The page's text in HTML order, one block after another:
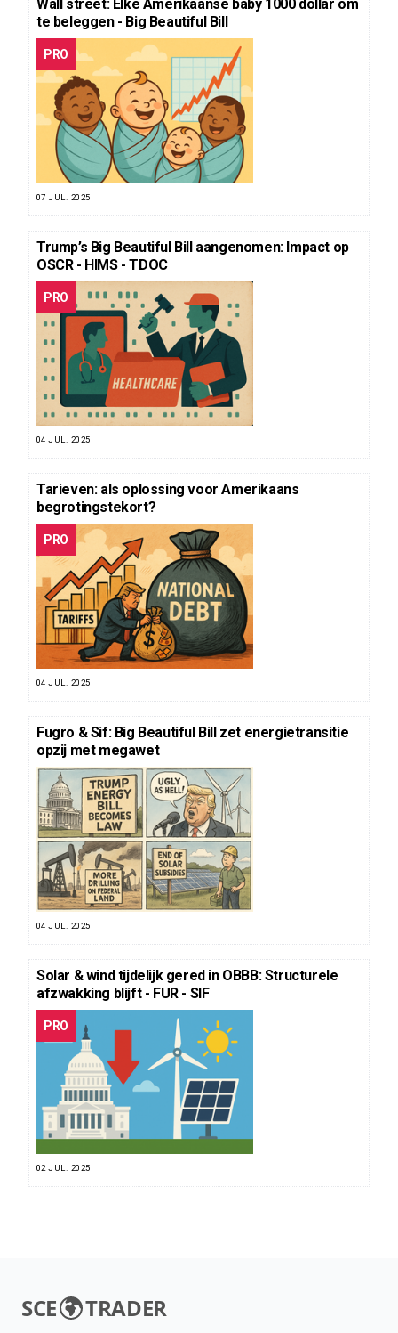
Wall street: Elke Amerikaanse baby 1000 dollar om
te beleggen - Big Beautiful Bill
PRO
07 JUL. 2025
Trump’s Big Beautiful Bill aangenomen: Impact op
OSCR - HIMS - TDOC
PRO
04 JUL. 2025
Tarieven: als oplossing voor Amerikaans
begrotingstekort?
PRO
04 JUL. 2025
Fugro & Sif: Big Beautiful Bill zet energietransitie
opzij met megawet
04 JUL. 2025
Solar & wind tijdelijk gered in OBBB: Structurele
afzwakking blijft - FUR - SIF
PRO
02 JUL. 2025
SCE TRADER